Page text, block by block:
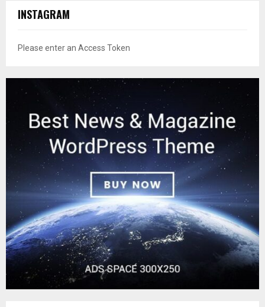
INSTAGRAM
Please enter an Access Token